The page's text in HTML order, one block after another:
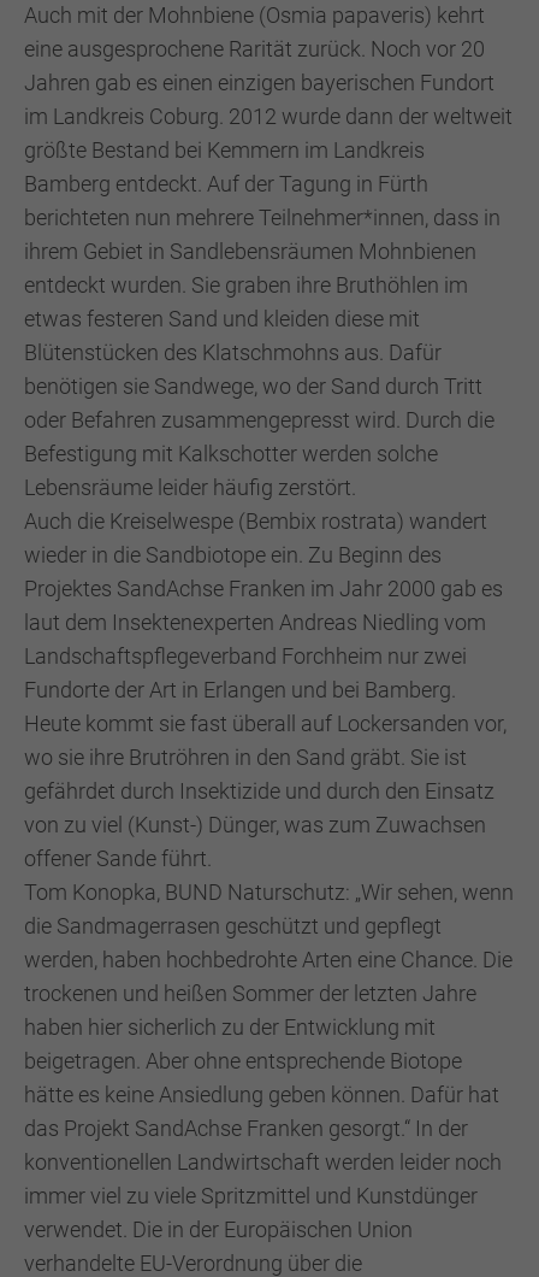
Auch mit der Mohnbiene (Osmia papaveris) kehrt
eine ausgesprochene Rarität zurück. Noch vor 20
Jahren gab es einen einzigen bayerischen Fundort
im Landkreis Coburg. 2012 wurde dann der weltweit
größte Bestand bei Kemmern im Landkreis
Bamberg entdeckt. Auf der Tagung in Fürth
berichteten nun mehrere Teilnehmer*innen, dass in
ihrem Gebiet in Sandlebensräumen Mohnbienen
entdeckt wurden. Sie graben ihre Bruthöhlen im
etwas festeren Sand und kleiden diese mit
Blütenstücken des Klatschmohns aus. Dafür
benötigen sie Sandwege, wo der Sand durch Tritt
oder Befahren zusammengepresst wird. Durch die
Befestigung mit Kalkschotter werden solche
Lebensräume leider häufig zerstört.
Auch die Kreiselwespe (Bembix rostrata) wandert
wieder in die Sandbiotope ein. Zu Beginn des
Projektes SandAchse Franken im Jahr 2000 gab es
laut dem Insektenexperten Andreas Niedling vom
Landschaftspflegeverband Forchheim nur zwei
Fundorte der Art in Erlangen und bei Bamberg.
Heute kommt sie fast überall auf Lockersanden vor,
wo sie ihre Brutröhren in den Sand gräbt. Sie ist
gefährdet durch Insektizide und durch den Einsatz
von zu viel (Kunst-) Dünger, was zum Zuwachsen
offener Sande führt.
Tom Konopka, BUND Naturschutz: „Wir sehen, wenn
die Sandmagerrasen geschützt und gepflegt
werden, haben hochbedrohte Arten eine Chance. Die
trockenen und heißen Sommer der letzten Jahre
haben hier sicherlich zu der Entwicklung mit
beigetragen. Aber ohne entsprechende Biotope
hätte es keine Ansiedlung geben können. Dafür hat
das Projekt SandAchse Franken gesorgt.“ In der
konventionellen Landwirtschaft werden leider noch
immer viel zu viele Spritzmittel und Kunstdünger
verwendet. Die in der Europäischen Union
verhandelte EU-Verordnung über die